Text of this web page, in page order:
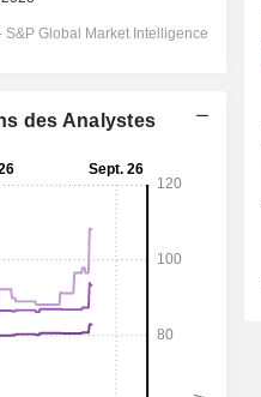
des Analystes